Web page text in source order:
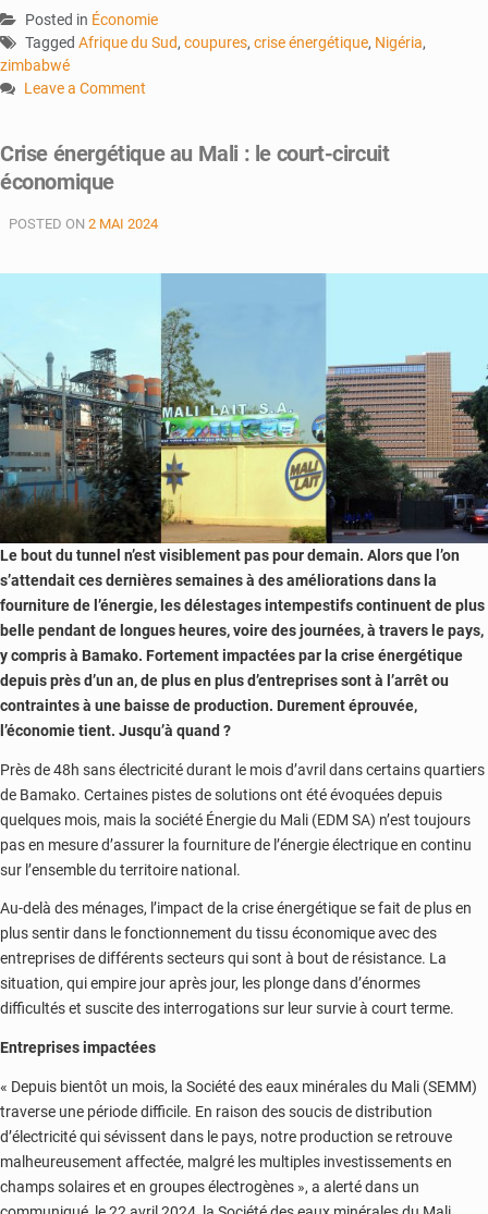
Posted in Économie
Tagged Afrique du Sud, coupures, crise énergétique, Nigéria,
zimbabwé
Leave a Comment
:
les
énergétiques
les
Crise énergétique au Mali : le court-circuit
économique
POSTED ON 2 MAI 2024
Le bout du tunnel n’est visiblement pas pour demain. Alors que l’on
s’attendait ces dernières semaines à des améliorations dans la
fourniture de l’énergie, les délestages intempestifs continuent de plus
belle pendant de longues heures, voire des journées, à travers le pays,
y compris à Bamako. Fortement impactées par la crise énergétique
depuis près d’un an, de plus en plus d’entreprises sont à l’arrêt ou
contraintes à une baisse de production. Durement éprouvée,
l’économie tient. Jusqu’à quand ?
Près de 48h sans électricité durant le mois d’avril dans certains quartiers
de Bamako. Certaines pistes de solutions ont été évoquées depuis
quelques mois, mais la société Énergie du Mali (EDM SA) n’est toujours
pas en mesure d’assurer la fourniture de l’énergie électrique en continu
sur l’ensemble du territoire national.
Au-delà des ménages, l’impact de la crise énergétique se fait de plus en
plus sentir dans le fonctionnement du tissu économique avec des
entreprises de différents secteurs qui sont à bout de résistance. La
situation, qui empire jour après jour, les plonge dans d’énormes
difficultés et suscite des interrogations sur leur survie à court terme.
Entreprises impactées
« Depuis bientôt un mois, la Société des eaux minérales du Mali (SEMM)
traverse une période difficile. En raison des soucis de distribution
d’électricité qui sévissent dans le pays, notre production se retrouve
malheureusement affectée, malgré les multiples investissements en
champs solaires et en groupes électrogènes », a alerté dans un